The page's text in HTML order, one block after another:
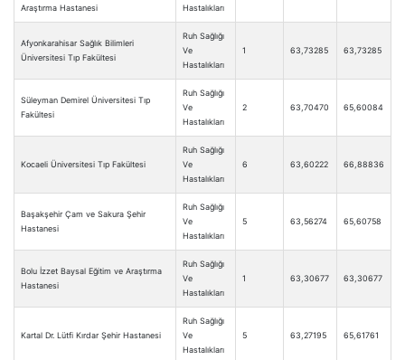
Araştırma Hastanesi
Hastalıkları
Afyonkarahisar Sağlık Bilimleri
Üniversitesi Tıp Fakültesi
Ruh Sağlığı
Ve
Hastalıkları
1 63,73285 63,73285
Süleyman Demirel Üniversitesi Tıp
Fakültesi
Ruh Sağlığı
Ve
Hastalıkları
2 63,70470 65,60084
Kocaeli Üniversitesi Tıp Fakültesi
Ruh Sağlığı
Ve
Hastalıkları
6 63,60222 66,88836
Başakşehir Çam ve Sakura Şehir
Hastanesi
Ruh Sağlığı
Ve
Hastalıkları
5 63,56274 65,60758
Bolu İzzet Baysal Eğitim ve Araştırma
Hastanesi
Ruh Sağlığı
Ve
Hastalıkları
1 63,30677 63,30677
Kartal Dr. Lütfi Kırdar Şehir Hastanesi
Ruh Sağlığı
Ve
Hastalıkları
5 63,27195 65,61761